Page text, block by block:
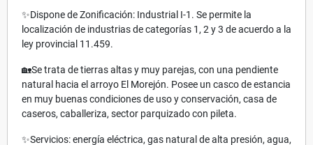
✨Dispone de Zonificación: Industrial I-1. Se permite la
localización de industrias de categorías 1, 2 y 3 de acuerdo a la
ley provincial 11.459.
🏡Se trata de tierras altas y muy parejas, con una pendiente
natural hacia el arroyo El Morejón. Posee un casco de estancia
en muy buenas condiciones de uso y conservación, casa de
caseros, caballeriza, sector parquizado con pileta.
✨Servicios: energía eléctrica, gas natural de alta presión, agua,